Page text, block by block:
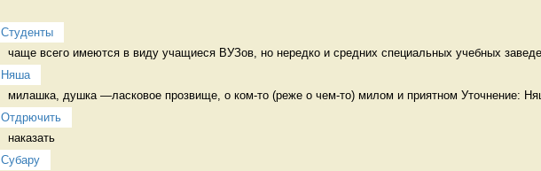
Студенты
чаще всего имеются в виду учащиеся ВУЗов, но нередко и средних специальных учебных
Няша
милашка, душка —ласковое прозвище, о ком-то (реже о чем-то) милом и приятном Уточнение:
Отдрючить
наказать
Cубару